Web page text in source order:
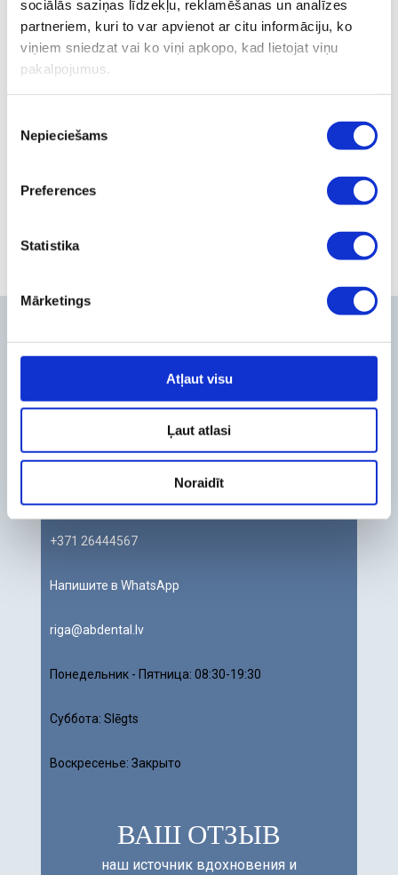
sociālās saziņas līdzekļu, reklamēšanas un analīzes
partneriem, kuri to var apvienot ar citu informāciju, ko
viņiem sniedzat vai ko viņi apkopo, kad lietojat viņu
pakalpojumus.
izvēle
Nepieciešams
Preferences
Statistika
Mārketings
Atļaut visu
Ļaut atlasi
Noraidīt
Informējam, ka pēc Jūsu pieteikuma saņemšanas
mūsu komanda sazināsies ar Jums telefoniski vai
apstiprinātu vizītes reģistrāciju.
Филиал на улице Lacplesa
+371 26444567
Напишите в WhatsApp
riga@abdental.lv
Понедельник - Пятница:08:30-19:30
Суббота:Slēgts
Воскресенье: Закрыто
ВАШ ОТЗЫВ
наш источник вдохновения и